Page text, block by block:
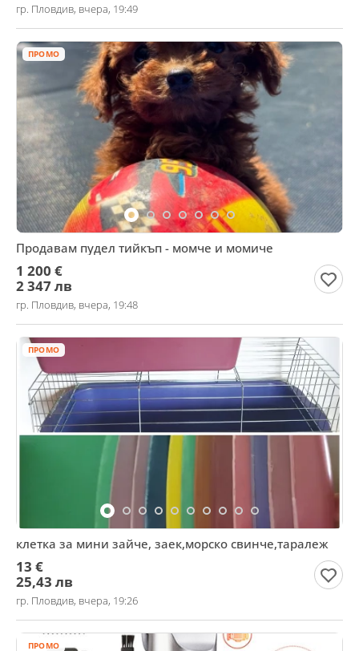
гр. Пловдив, вчера, 19:49
ПРОМО
Продавам пудел тийкъп - момче и момиче
1 200 €
2 347 лв
гр. Пловдив, вчера, 19:48
ПРОМО
клетка за мини зайче, заек,морско свинче,таралеж
13 €
25,43 лв
гр. Пловдив, вчера, 19:26
ПРОМО